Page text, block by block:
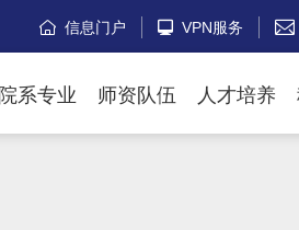
 信息门户  VPN服务 
院系专业 师资队伍 人才培养